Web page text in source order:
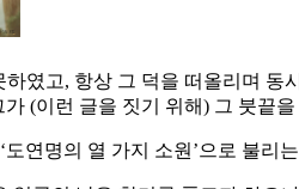
였고, 항상 그 덕을 떠올리며
가 (이런 글을 짓기 위해) 그 붓
도연명의 열 가지 소원’으로 불리